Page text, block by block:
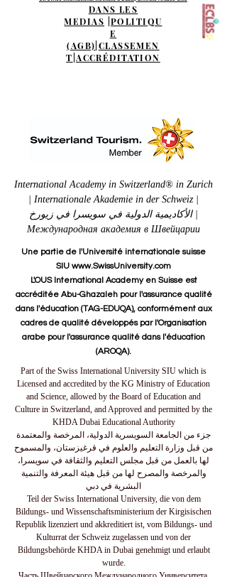
DANS LES
MEDIAS
POLITIQU
E
(AGB) CLASSEMEN
T |ACCRÉDITATION
International Academy in Switzerland® in Zurich
| Internationale Akademie in der Schweiz |
الأكاديمية الدولية في سويسرا في زيورخ |
Международная академия в Швейцарии
Une partie de l'Université internationale suisse
SIU www.SwissUniversity.com
L'OUS International Academy en Suisse est
accréditée Abu-Ghazaleh pour l'assurance qualité
dans l'éducation (TAG-EDUQA), conformément aux
cadres de qualité développés par l'Organisation
arabe pour l'assurance qualité dans l'éducation
(AROQA).
Part of the Swiss International University SIU which is
Licensed and accredited by the KG Ministry of Education
and Science, allowed by the Board of Education and
Culture in Switzerland, and Approved and permitted by the
KHDA Dubai Educational Authority
جزء من الجامعة السويسرية الدولية، المرخصة والمعتمدة
من قبل وزارة التعليم والعلوم في قرغيزستان، والمسموح
لها بالعمل من قبل مجلس التعليم والثقافة في سويسرا،
والمرخصة والمصرح لها من قبل هيئة المعرفة والتنمية
البشرية في دبي
Teil der Swiss International University, die von dem
Bildungs- und Wissenschaftsministerium der Kirgisischen
Republik lizenziert und akkreditiert ist, vom Bildungs- und
Kulturrat der Schweiz zugelassen und von der
Bildungsbehörde KHDA in Dubai genehmigt und erlaubt
wurde.